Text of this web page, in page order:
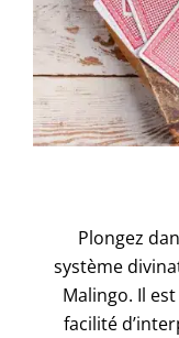
Plongez
système
Malingo. Il
facilité